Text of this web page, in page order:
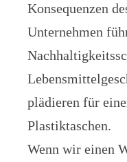
Konsequenzen
Unternehmen
plädieren für
Plastiktaschen.
Wenn wir einen